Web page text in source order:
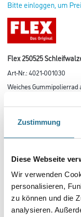
Zustimmung
Diese Webseite
Wir verwenden
personalisieren,
zu können und die
analysieren.
Bitte einloggen, um
Flex 250525
Art-Nr.:4021-001030
Weiches Gummipolierrad
Höhe in millimeter
Durchmesser in millimeter
Körnung